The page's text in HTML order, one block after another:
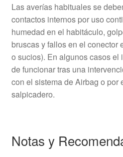
Las averías habituales se
contactos internos por uso
humedad en el habitáculo,
bruscas y fallos en el conector
o sucios). En algunos casos el
de funcionar tras una
con el sistema de Airbag o por
salpicadero.
Notas y